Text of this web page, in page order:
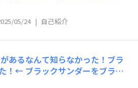
好きです。 元々、ホワイトチョ
っさん ぶっ→ブラック🐦‍⬛ さん
！よろしくお願いします🤲
ダー⚡️ …王
コ
ー&クリームサンダーに近いか
ザクザク感もあって中にはチョ
？みたいなのが溢れてきてお気に
05/24 | 自己紹介
をブラサ
ています。(笑) 本当に大好き！中